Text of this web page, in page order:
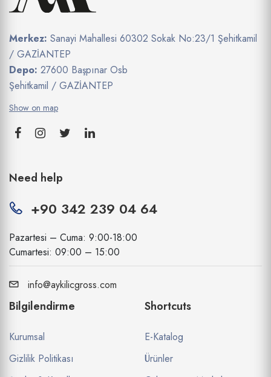
Merkez: Sanayi Mahallesi 60302 Sokak No:23/1 Şehitkamil
/ GAZİANTEP
Depo: 27600 Başpınar Osb
Şehitkamil / GAZİANTEP
Show on map
Need help
+90 342 239 04 64
Pazartesi – Cuma: 9:00-18:00
Cumartesi: 09:00 – 15:00
info@aykilicgross.com
Bilgilendirme
Kurumsal
Gizlilik Politikası
Shortcuts
E-Katalog
Ürünler